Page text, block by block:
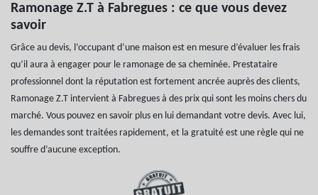
Ramonage Z.T à Fabregues : ce que vous devez
savoir
Grâce au devis, l’occupant d’une maison est en mesure d’évaluer les frais
qu’il aura à engager pour le ramonage de sa cheminée. Prestataire
professionnel dont la réputation est fortement ancrée auprès des clients,
Ramonage Z.T intervient à Fabregues à des prix qui sont les moins chers du
marché. Vous pouvez en savoir plus en lui demandant votre devis. Avec lui,
les demandes sont traitées rapidement, et la gratuité est une règle qui ne
souffre d’aucune exception.